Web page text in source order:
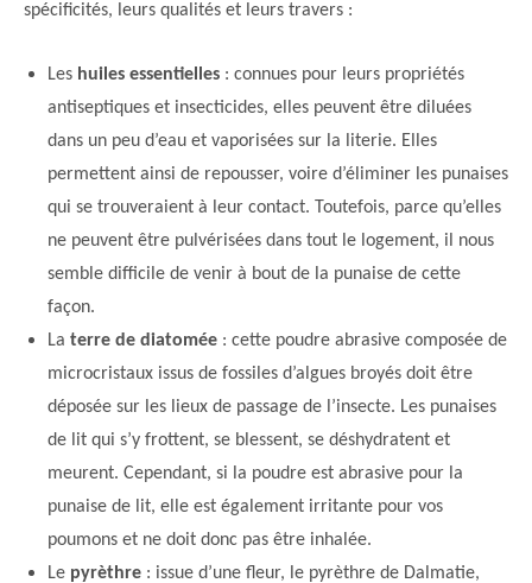
spécificités, leurs qualités et leurs travers :
Les huiles essentielles : connues pour leurs propriétés
antiseptiques et insecticides, elles peuvent être diluées
dans un peu d’eau et vaporisées sur la literie. Elles
permettent ainsi de repousser, voire d’éliminer les punaises
qui se trouveraient à leur contact. Toutefois, parce qu’elles
ne peuvent être pulvérisées dans tout le logement, il nous
semble difficile de venir à bout de la punaise de cette
façon.
La terre de diatomée : cette poudre abrasive composée de
microcristaux issus de fossiles d’algues broyés doit être
déposée sur les lieux de passage de l’insecte. Les punaises
de lit qui s’y frottent, se blessent, se déshydratent et
meurent. Cependant, si la poudre est abrasive pour la
punaise de lit, elle est également irritante pour vos
poumons et ne doit donc pas être inhalée.
Le pyrèthre : issue d’une fleur, le pyrèthre de Dalmatie,